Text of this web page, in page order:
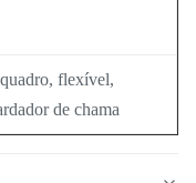
flexível,
de chama